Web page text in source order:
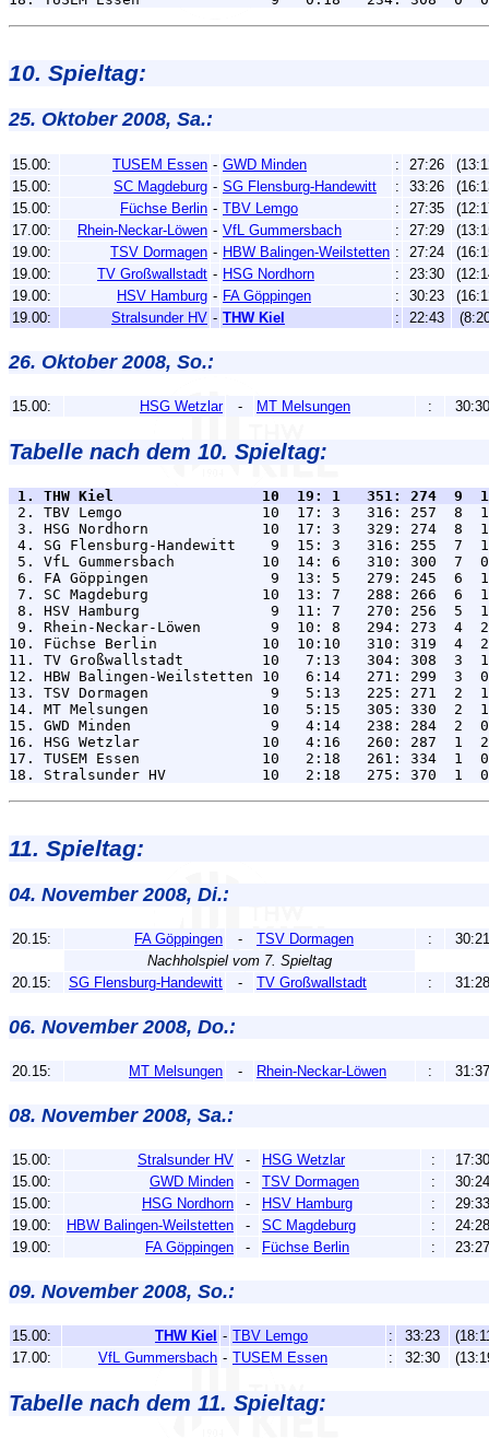
10. Spieltag:
25. Oktober 2008, Sa.:
15.00: TUSEM Essen - GWD Minden : 27:26
15.00:
SC Magdeburg - SG Flensburg-Handewitt : 33:26
15.00:
Füchse Berlin - TBV Lemgo : 27:35
17.00:
Rhein-Neckar-Löwen - VfL Gummersbach : 27:29
19.00:
TSV Dormagen - HBW Balingen-Weilstetten : 27:24
19.00:
TV Großwallstadt - HSG Nordhorn : 23:30
19.00:
HSV Hamburg - FA Göppingen : 30:23
19.00:
Stralsunder HV - THW Kiel : 22:43
26. Oktober 2008, So.:
15.00: HSG Wetzlar - MT Melsungen : 30:30
Tabelle nach dem 10. Spieltag:
1. THW Kiel                 10  19: 1   351: 274  9
2. TBV Lemgo                10  17: 3   316: 257  8
3. HSG Nordhorn             10  17: 3   329: 274  8
4. SG Flensburg-Handewitt    9  15: 3   316: 255  7
5. VfL Gummersbach          10  14: 6   310: 300  7
6. FA Göppingen              9  13: 5   279: 245  6
7. SC Magdeburg             10  13: 7   288: 266  6
8. HSV Hamburg               9  11: 7   270: 256  5
9. Rhein-Neckar-Löwen        9  10: 8   294: 273  4
10. Füchse Berlin            10  10:10   310: 319  4
11. TV Großwallstadt         10   7:13   304: 308  3
12. HBW Balingen-Weilstetten 10   6:14   271: 299  3
13. TSV Dormagen              9   5:13   225: 271  2
14. MT Melsungen             10   5:15   305: 330  2
15. GWD Minden                9   4:14   238: 284  2
16. HSG Wetzlar              10   4:16   260: 287  1
17. TUSEM Essen              10   2:18   261: 334  1
11. Spieltag:
04. November 2008, Di.:
20.15: FA Göppingen - TSV Dormagen :
30:21
Nachholspiel vom 7. Spieltag
20.15:
SG Flensburg-Handewitt - TV Großwallstadt : 31:28
06. November 2008, Do.:
20.15: MT Melsungen - Rhein-Neckar-Löwen : 31:37
08. November 2008, Sa.:
15.00: Stralsunder HV - HSG Wetzlar :
17:30
15.00:
GWD Minden - TSV Dormagen :
30:24
15.00:
HSG Nordhorn - HSV Hamburg :
29:33
19.00:
HBW Balingen-Weilstetten - SC Magdeburg :
24:28
19.00:
FA Göppingen - Füchse Berlin : 23:27
09. November 2008, So.:
15.00: THW Kiel - TBV Lemgo : 33:23
17.00:
VfL Gummersbach - TUSEM Essen : 32:30
Tabelle nach dem 11. Spieltag: